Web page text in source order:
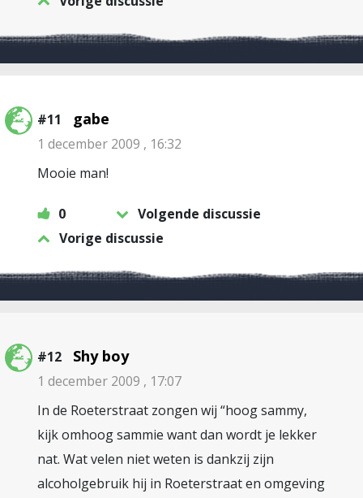
#11 gabe
1 december 2009 , 16:32
Mooie man!
0
Volgende discussie
Vorige discussie
#12 Shy boy
1 december 2009 , 17:07
In de Roeterstraat zongen wij “hoog sammy,
kijk omhoog sammie want dan wordt je lekker
nat. Wat velen niet weten is dankzij zijn
alcoholgebruik hij in Roeterstraat en omgeving